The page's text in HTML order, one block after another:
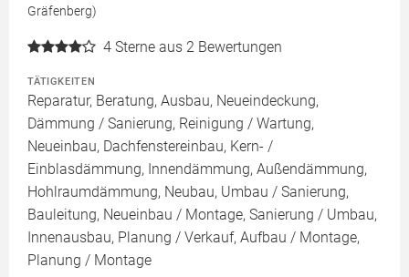
Gräfenberg)
4 Sterne aus 2 Bewertungen
TÄTIGKEITEN
Reparatur, Beratung, Ausbau, Neueindeckung,
Dämmung / Sanierung, Reinigung / Wartung,
Neueinbau, Dachfenstereinbau, Kern- /
Einblasdämmung, Innendämmung, Außendämmung,
Hohlraumdämmung, Neubau, Umbau / Sanierung,
Bauleitung, Neueinbau / Montage, Sanierung / Umbau,
Innenausbau, Planung / Verkauf, Aufbau / Montage,
Planung / Montage